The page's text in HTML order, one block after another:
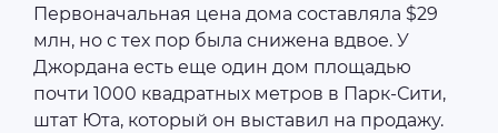
Первоначальная цена дома составляла $29
млн, но с тех пор была снижена вдвое. У
Джордана есть еще один дом площадью
почти 1000 квадратных метров в Парк-Сити,
штат Юта, который он выставил на продажу.